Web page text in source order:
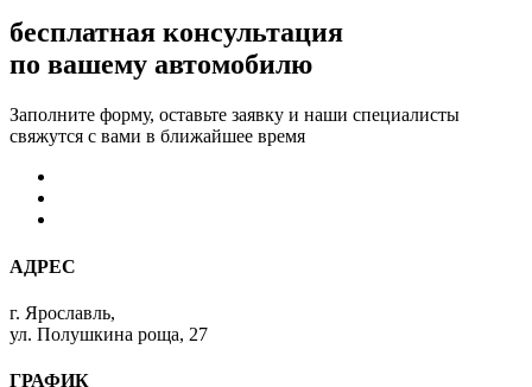
бесплатная консультация
по вашему автомобилю
Заполните форму, оставьте заявку и наши специалисты
свяжутся с вами в ближайшее время
АДРЕС
г. Ярославль,
ул. Полушкина роща, 27
ГРАФИК